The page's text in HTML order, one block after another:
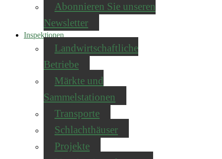
Abonnieren Sie unseren
Newsletter
Inspektionen
Landwirtschaftliche
Betriebe
Märkte und
Sammelstationen
Transporte
Schlachthäuser
Projekte